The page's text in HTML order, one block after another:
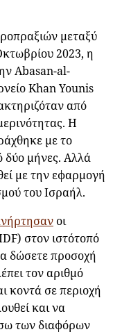
μεταξύ
2023, η
Abasan-al-
Khan Younis
από
Η
με το
δύο μήνες. Αλλά
με την εφαρμογή
του Ισραήλ.
οι
στον ιστότοπό
δώσετε προσοχή
τον αριθμό
κοντά σε περιοχή
και να
των διαφόρων